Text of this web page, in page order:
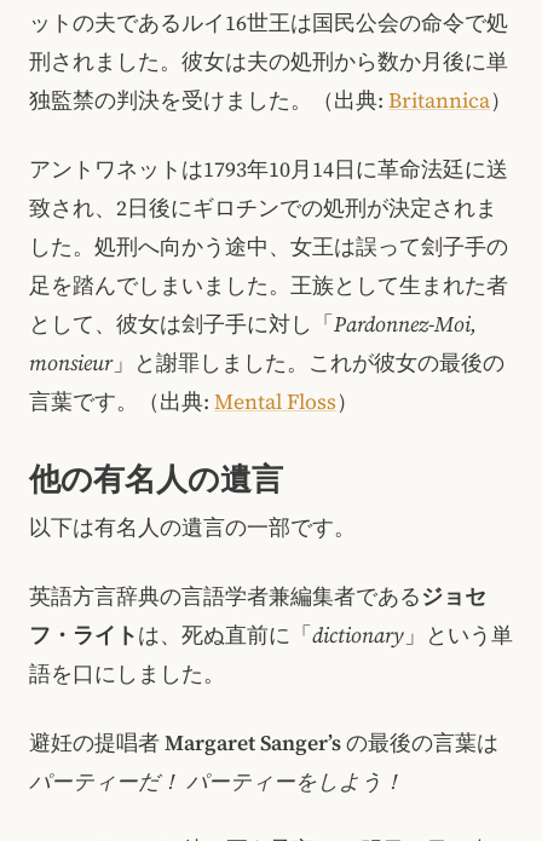
ットの夫であるルイ16世王は国民公会の命令で処
刑されました。彼女は夫の処刑から数か月後に単
独監禁の判決を受けました。（出典: Britannica）
アントワネットは1793年10月14日に革命法廷に送
致され、2日後にギロチンでの処刑が決定されま
した。処刑へ向かう途中、女王は誤って刽子手の
足を踏んでしまいました。王族として生まれた者
として、彼女は刽子手に対し「Pardonnez-Moi,
monsieur」と謝罪しました。これが彼女の最後の
言葉です。（出典: Mental Floss）
他の有名人の遺言
以下は有名人の遺言の一部です。
英語方言辞典の言語学者兼編集者であるジョセ
フ・ライトは、死ぬ直前に「dictionary 」という単
語を口にしました。
避妊の提唱者Margaret Sanger’sの最後の言葉は
パーティーだ！ パーティーをしよう！